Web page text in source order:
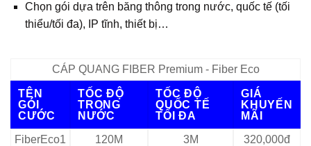
Chọn gói dựa trên băng thông trong nước, quốc tế (tối
thiểu/tối đa), IP tĩnh, thiết bị…
CÁP QUANG FIBER Premium - Fiber Eco
TÊN
GÓI
CƯỚC
TỐC ĐỘ
TRONG
NƯỚC
TỐC ĐỘ
QUỐC TẾ
TỐI ĐA
GIÁ
KHUYẾN
MÃI
FiberEco1
120M 3M
320,000đ